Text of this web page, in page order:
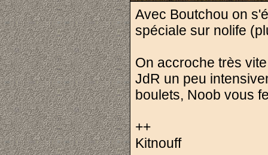
Avec Boutchou on
spéciale sur nolife
On accroche très
JdR un peu
boulets, Noob vous
++
Kitnouff